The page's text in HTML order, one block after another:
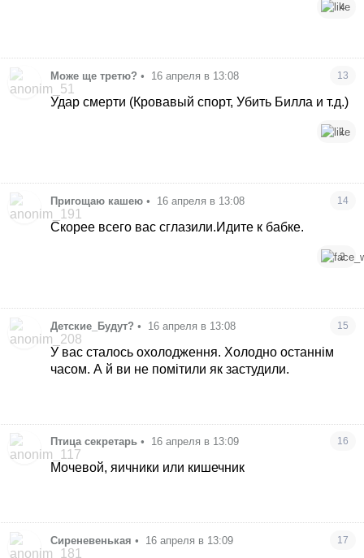
4
Може ще третю? • 16 апреля в 13:08 13
Удар смерти (Кровавый спорт, Убить Билла и т.д.)
1
Пригощаю кашею • 16 апреля в 13:08 14
Скорее всего вас сглазили.Идите к бабке.
2
Детские_Будут? • 16 апреля в 13:08 15
У вас сталось охолодження. Холодно останнім
часом. А й ви не помітили як застудили.
Птица секретарь • 16 апреля в 13:09 16
Мочевой, яичники или кишечник
Сиреневенькая • 16 апреля в 13:09 17